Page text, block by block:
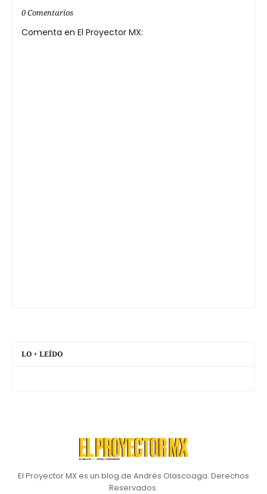
0 Comentarios
Comenta en El Proyector MX:
LO + LEÍDO
El Proyector MX es un blog de Andrés Olascoaga. Derechos
Reservados.